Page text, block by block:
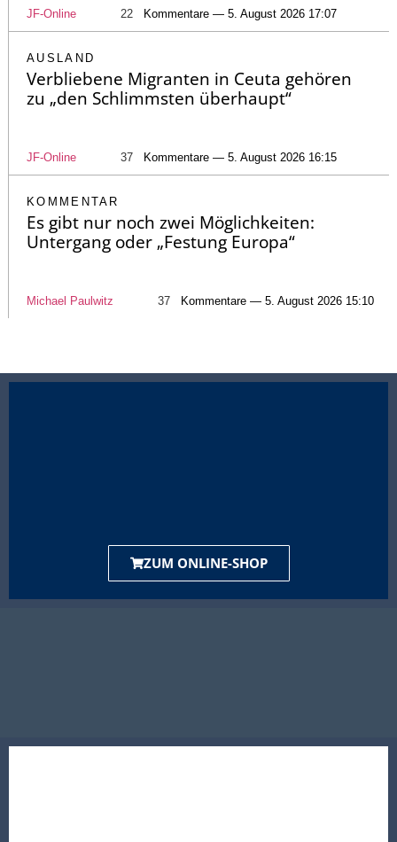
JF-Online 22 Kommentare — 5. August 2026 17:07
AUSLAND
Verbliebene Migranten in Ceuta gehören
zu „den Schlimmsten überhaupt“
JF-Online 37 Kommentare — 5. August 2026 16:15
KOMMENTAR
Es gibt nur noch zwei Möglichkeiten:
Untergang oder „Festung Europa“
Michael Paulwitz 37 Kommentare — 5. August 2026 15:10
ZUM ONLINE-SHOP